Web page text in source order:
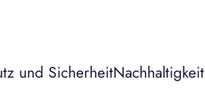
und SicherheitNachhaltigkeit